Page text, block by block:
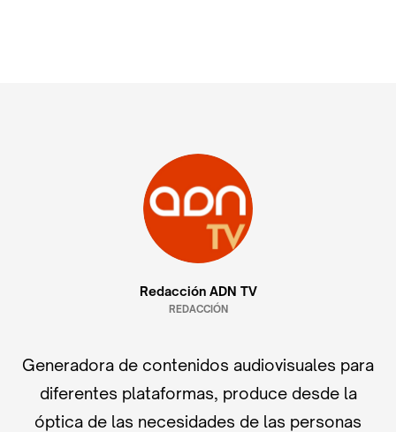
Redacción ADN TV
REDACCIÓN
Generadora de contenidos audiovisuales para
diferentes plataformas, produce desde la
óptica de las necesidades de las personas